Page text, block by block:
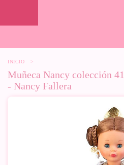
INICIO >
Muñeca Nancy colección
- Nancy Fallera